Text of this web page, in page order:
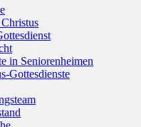
in Seniorenheimen
Gottesdienste